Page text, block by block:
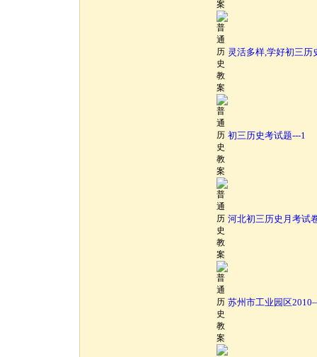
灵活多样,学好初三历
初三历史考试题---1
河北初三历史月考试
苏州市工业园区